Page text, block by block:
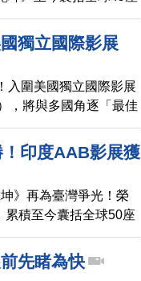
獨立國際影展
入圍美國獨立國際影展
，將與多國角逐「最佳
印度AAB影展獲
》再為臺灣爭光！榮
積至今囊括全球50座
過100個影展。《小乾
活戲劇故事，讓孩子
值。
先睹為快